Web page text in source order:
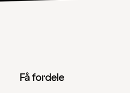
Få fordele